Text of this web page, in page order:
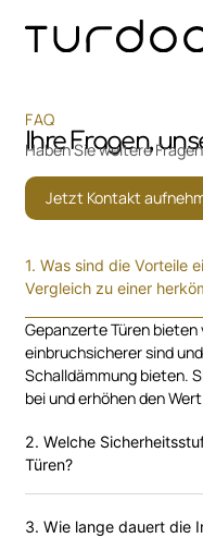
FAQ
Ihre Fragen,
Haben Sie weitere
Jetzt Kontakt
1. Was sind die Vorteile
Vergleich zu einer
Gepanzerte Türen
einbruchsicherer sind
Schalldämmung bieten.
bei und erhöhen den
2. Welche
Türen?
3. Wie lange dauert die